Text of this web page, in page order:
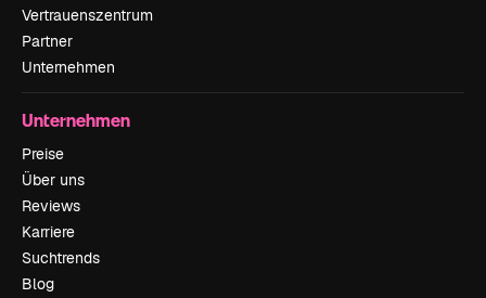
Vertrauenszentrum
Partner
Unternehmen
Unternehmen
Preise
Über uns
Reviews
Karriere
Suchtrends
Blog